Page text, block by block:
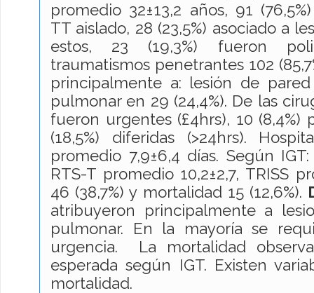
promedio 32±13,2 años, 91
TT aislado, 28 (23,5%) asociado a
estos, 23 (19,3%) fueron
traumatismos penetrantes 102
principalmente a: lesión de
pulmonar en 29 (24,4%). De las
fueron urgentes (£4hrs), 10 (8,4%)
(18,5%) diferidas (>24hrs).
promedio 7,9±6,4 días. Según
RTS-T promedio 10,2±2,7, TRISS
46 (38,7%) y mortalidad 15 (12,6%).
atribuyeron principalmente a
pulmonar. En la mayoría se
urgencia. La mortalidad
esperada según IGT. Existen
mortalidad.